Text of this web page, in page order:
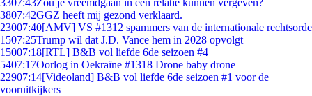
3307:43Zou je vreemdgaan in een relatie kunnen vergeven?
3807:42GGZ heeft mij gezond verklaard.
23007:40[AMV] VS #1312 spammers van de internationale rechtsorde
1507:25Trump wil dat J.D. Vance hem in 2028 opvolgt
15007:18[RTL] B&B vol liefde 6de seizoen #4
5407:17Oorlog in Oekraïne #1318 Drone baby drone
22907:14[Videoland] B&B vol liefde 6de seizoen #1 voor de
vooruitkijkers